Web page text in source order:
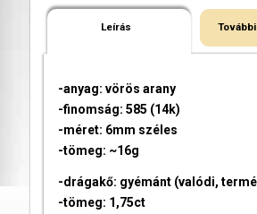
Leírás
-anyag: vörös arany
-finomság: 585 (14k)
-méret: 6mm széles
-tömeg: ~16g
-drágakő: gyémánt (valódi,
-tömeg: 1,75ct